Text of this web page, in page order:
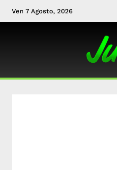
Ven 7 Agosto, 2026